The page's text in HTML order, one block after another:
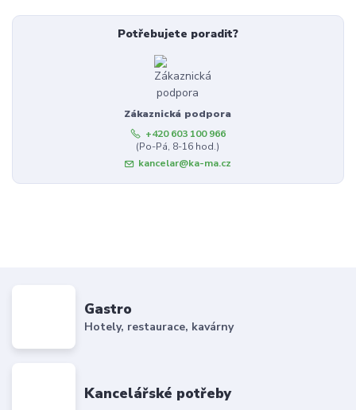
Potřebujete poradit?
Zákaznická podpora
+420 603 100 966
(Po-Pá, 8-16 hod.)
kancelar@ka-ma.cz
Gastro
Hotely, restaurace, kavárny
Kancelářské potřeby